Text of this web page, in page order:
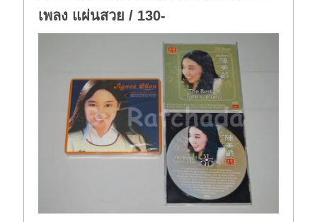
เพลง แผ่นสวย / 130-